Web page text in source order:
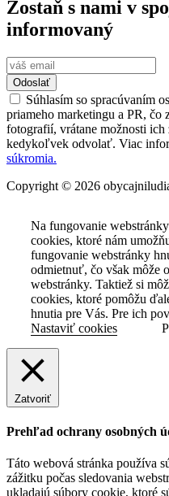
Zostaň s nami v
informovaný
Odoslať
Súhlasím so spracúvaním
priameho marketingu a PR, čo
fotografií, vrátane možnosti ich
kedykoľvek odvolať. Viac
súkromia.
Copyright © 2026
Na fungovanie
cookies, ktoré nám
fungovanie webstránky
odmietnuť, čo však
webstránky. Taktiež si
cookies, ktoré pomôžu
hnutia pre Vás. Pre ich
Nastaviť cookies
Zatvoriť
Prehľad ochrany osobných
Táto webová stránka používa
zážitku počas sledovania
ukladajú súbory cookie, ktoré